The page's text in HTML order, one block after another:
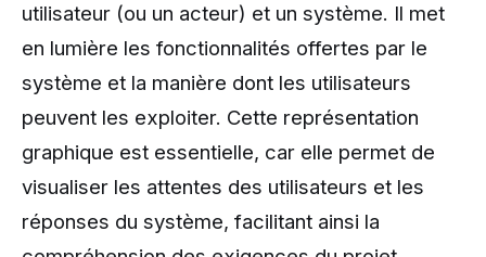
utilisateur (ou un acteur) et un système. Il met
en lumière les fonctionnalités offertes par le
système et la manière dont les utilisateurs
peuvent les exploiter. Cette représentation
graphique est essentielle, car elle permet de
visualiser les attentes des utilisateurs et les
réponses du système, facilitant ainsi la